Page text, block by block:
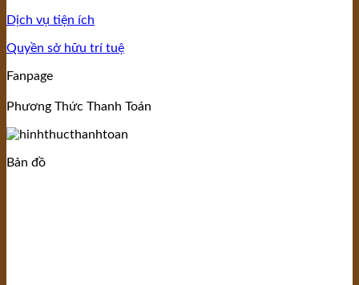
Dịch vụ tiện ích
Quyền sở hữu trí tuệ
Fanpage
Phương Thức Thanh Toán
Bản đồ